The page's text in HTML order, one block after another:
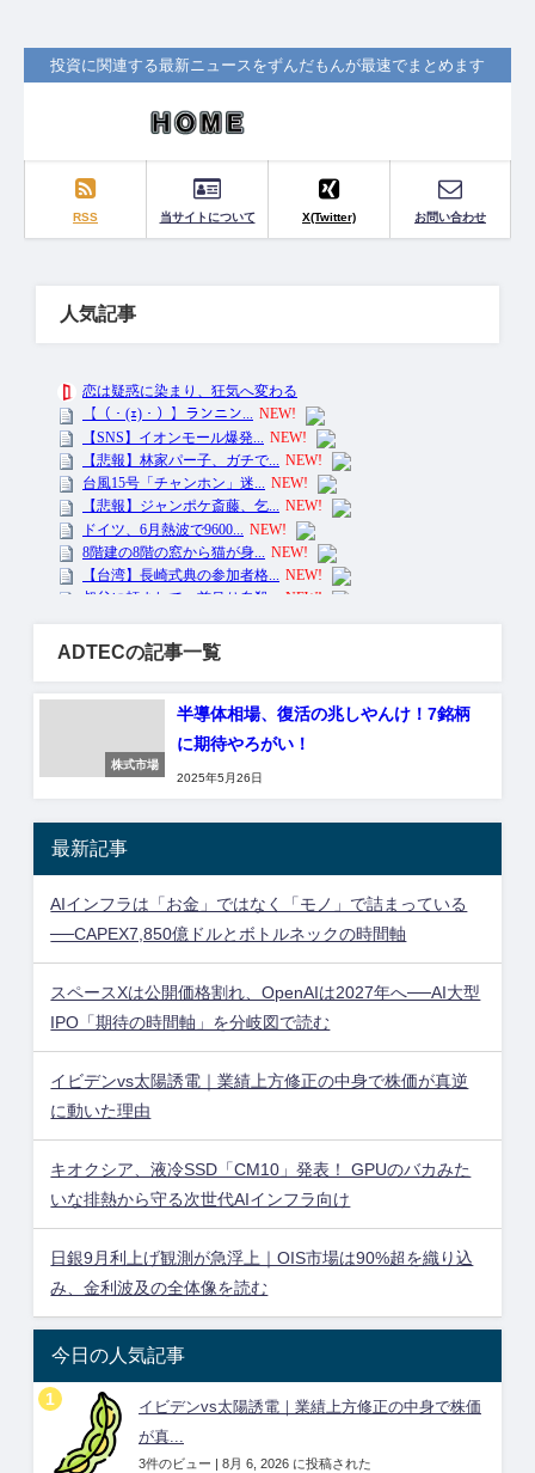
投資に関連する最新ニュースをずんだもんが最速でまとめます
RSS 当サイトについて X(Twitter) お問い合わせ
人気記事
ADTECの記事一覧
株式市場
半導体相場、復活の兆しやんけ！7銘柄
に期待やろがい！
2025年5月26日
最新記事
AIインフラは「お金」ではなく「モノ」で詰まっている
──CAPEX7,850億ドルとボトルネックの時間軸
スペースXは公開価格割れ、OpenAIは2027年へ──AI大型
IPO「期待の時間軸」を分岐図で読む
イビデンvs太陽誘電｜業績上方修正の中身で株価が真逆
に動いた理由
キオクシア、液冷SSD「CM10」発表！ GPUのバカみた
いな排熱から守る次世代AIインフラ向け
日銀9月利上げ観測が急浮上｜OIS市場は90%超を織り込
み、金利波及の全体像を読む
今日の人気記事
イビデンvs太陽誘電｜業績上方修正の中身で株価
が真...
3件のビュー | 8月 6, 2026 に投稿された